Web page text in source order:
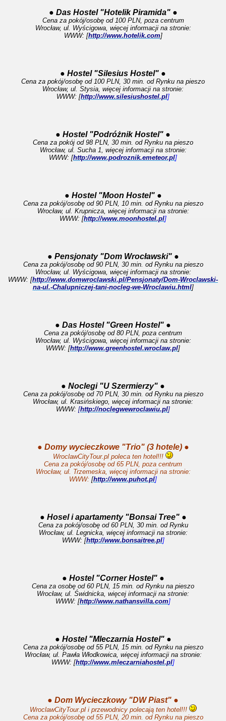
● Das Hostel "Hotelik Piramida" ●
Cena za pokój/osobę od 100 PLN, poza centrum
Wrocław, ul. Wyścigowa, więcej informacji na stronie:
WWW: [http://www.hotelik.com]
● Hostel "Silesius Hostel" ●
Cena za pokój/osobę od 100 PLN, 30 min. od Rynku na pieszo
Wrocław, ul. Stysia, więcej informacji na stronie:
WWW: [http://www.silesiushostel.pl]
● Hostel "Podróżnik Hostel" ●
Cena za pokój od 98 PLN, 30 min. od Rynku na pieszo
Wrocław, ul. Sucha 1, więcej informacji na stronie:
WWW: [http://www.podroznik.emeteor.pl]
● Hostel "Moon Hostel" ●
Cena za pokój/osobę od 90 PLN, 10 min. od Rynku na pieszo
Wrocław, ul. Krupnicza, więcej informacji na stronie:
WWW: [http://www.moonhostel.pl]
● Pensjonaty "Dom Wrocławski" ●
Cena za pokój/osobę od 90 PLN, 30 min. od Rynku na pieszo
Wrocław, ul. Wyścigowa, więcej informacji na stronie:
WWW: [http://www.domwroclawski.pl/Pensjonaty/Dom-Wroclawski-
na-ul.-Chalupniczej-tani-nocleg-we-Wroclawiu.html]
● Das Hostel "Green Hostel" ●
Cena za pokój/osobę od 80 PLN, poza centrum
Wrocław, ul. Wyścigowa, więcej informacji na stronie:
WWW: [http://www.greenhostel.wroclaw.pl]
● Noclegi "U Szermierzy" ●
Cena za pokój/osobę od 70 PLN, 30 min. od Rynku na pieszo
Wrocław, ul. Krasińskiego, więcej informacji na stronie:
WWW: [http://noclegwewroclawiu.pl]
● Domy wycieczkowe "Trio" (3 hotele) ●
WroclawCityTour.pl poleca ten hotel!!!
Cena za pokój/osobę od 65 PLN, poza centrum
Wrocław, ul. Trzemeska, więcej informacji na stronie:
WWW: [http://www.puhot.pl]
● Hosel i apartamenty "Bonsai Tree" ●
Cena za pokój/osobę od 60 PLN, 30 min. od Rynku
Wrocław, ul. Legnicka, więcej informacji na stronie:
WWW: [http://www.bonsaitree.pl]
● Hostel "Corner Hostel" ●
Cena za osobę od 60 PLN, 15 min. od Rynku na pieszo
Wrocław, ul. Świdnicka, więcej informacji na stronie:
WWW: [http://www.nathansvilla.com]
● Hostel "Mleczarnia Hostel" ●
Cena za pokój/osobę od 55 PLN, 15 min. od Rynku na pieszo
Wrocław, ul. Pawła Włodkowica, więcej informacji na stronie:
WWW: [http://www.mleczarniahostel.pl]
● Dom Wycieczkowy "DW Piast" ●
WroclawCityTour.pl i przewodnicy polecają ten hotel!!!
Cena za pokój/osobę od 55 PLN, 20 min. od Rynku na pieszo